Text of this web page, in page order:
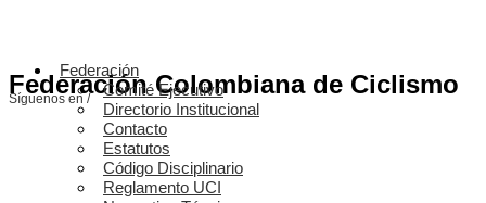
Federación Colombiana de Ciclismo
Síguenos en /
Federación
Comité Ejecutivo
Directorio Institucional
Contacto
Estatutos
Código Disciplinario
Reglamento UCI